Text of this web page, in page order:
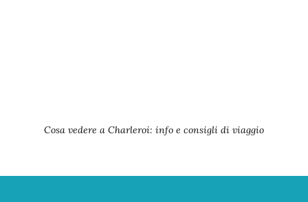
Cosa vedere a Charleroi: info e consigli di viaggio